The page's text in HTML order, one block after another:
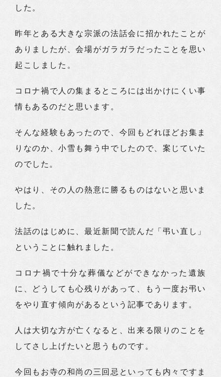
した。
昨年とある大きな宗派の法話会に招かれたことが
ありましたが、会場がガラガラだったことを思い
起こしました。
コロナ禍で人の集まるところには出かけにくい事
情もあるのだと思います。
そんな経験もあったので、今回もどれほどお集ま
りなのか、小雪も舞う中でしたので、案じていた
のでした。
やはり、その人の熱意に勝るものはないと思いま
した。
法話のはじめに、最近新聞で読んだ「弔い直し」
ということに触れました。
コロナ禍で十分な葬儀などができなかった遺族
に、どうしても心残りがあって、もう一度お弔い
をやり直す傾向があるという記事であります。
人は大切な方が亡くなると、出来る限りのことを
してさし上げたいと思うものです。
今回もお寺の和尚の三回忌といっても内々ですま